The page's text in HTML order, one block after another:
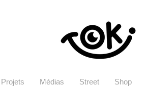
Projets Médias Street Shop